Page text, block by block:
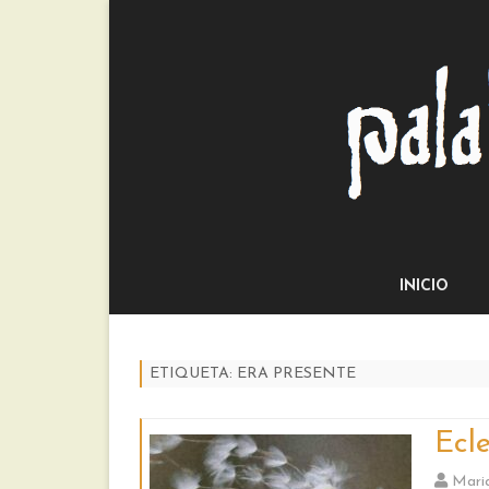
INICIO
ETIQUETA: ERA PRESENTE